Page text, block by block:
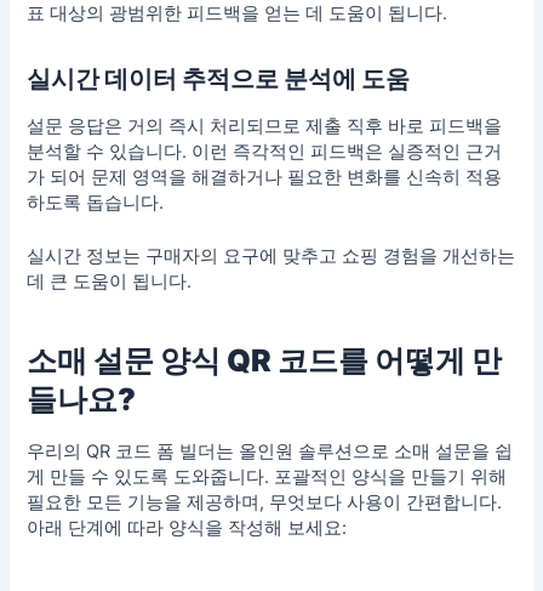
표 대상의 광범위한 피드백을 얻는 데 도움이 됩니다.
실시간 데이터 추적으로 분석에 도움
설문 응답은 거의 즉시 처리되므로 제출 직후 바로 피드백을
분석할 수 있습니다. 이런 즉각적인 피드백은 실증적인 근거
가 되어 문제 영역을 해결하거나 필요한 변화를 신속히 적용
하도록 돕습니다.
실시간 정보는 구매자의 요구에 맞추고 쇼핑 경험을 개선하는
데 큰 도움이 됩니다.
소매 설문 양식 QR 코드를 어떻게 만
들나요?
우리의 QR 코드 폼 빌더는 올인원 솔루션으로 소매 설문을 쉽
게 만들 수 있도록 도와줍니다. 포괄적인 양식을 만들기 위해
필요한 모든 기능을 제공하며, 무엇보다 사용이 간편합니다.
아래 단계에 따라 양식을 작성해 보세요: